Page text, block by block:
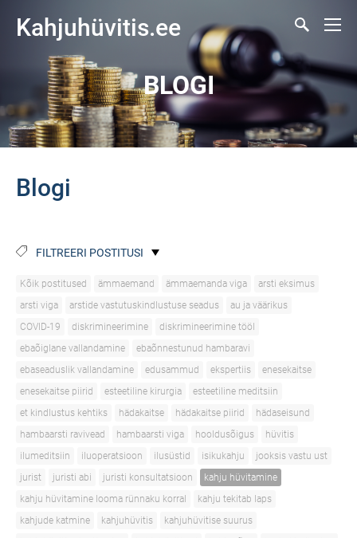
Kahjuhüvitis.ee
BLOGI
Blogi
FILTREERI POSTITUSI
Kõik postitused ämmaemand ämmaemanda viga
arsti eksimus
arsti viga
arstide vastutuskindlustuse seadus
au ja väärikus
COVID-19
diskrimineerimine
diskrimineerimine tööl
ebaõiglane vallandamine
ebaõnnestunud hambaravi
ebaseaduslik vallandamine
edusammud ekspertiis
enesekaitse
enesekaitse piirid
esteetiline kirurgia
esteetiline meditsiin
et kindlustus kehtiks
hädakaitse hädakaitse piirid
hädaseisund
hambaarsti ravivead
hambaarsti viga hooldusõigus
hüvitis
ilumeditsiin
iluoperatsioon ilusüstid isikukahju
jooksis vastu ust
jurist
juristi abi juristi konsultatsioon
kahju hüvitamine
kahju hüvitamine looma rünnaku korral
kahju tekitab laps
kahjude katmine
kahjuhüvitis
kahjuhüvitise suurus